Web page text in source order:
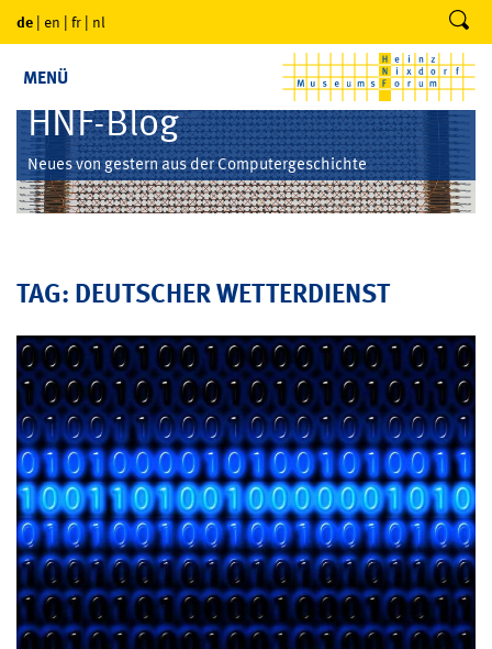
de | en | fr | nl
MENÜ
HNF-Blog
Neues von gestern aus der Computergeschichte
TAG: DEUTSCHER WETTERDIENST